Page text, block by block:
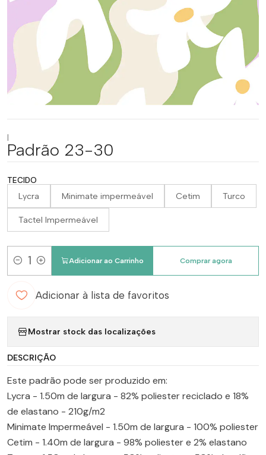
|
Padrão 23-30
TECIDO
Lycra Minimate impermeável Cetim Turco
Tactel Impermeável
Quantidade
Adicionar ao Carrinho Comprar agora
Adicionar à lista de favoritos
Mostrar stock das localizações
DESCRIÇÃO
Este padrão pode ser produzido em:
Lycra - 1.50m de largura - 82% poliester reciclado e 18%
de elastano - 210g/m2
Minimate Impermeável - 1.50m de largura - 100% poliester
Cetim - 1.40m de largura - 98% poliester e 2% elastano